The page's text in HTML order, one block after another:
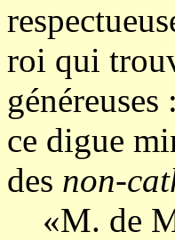
roi qui
ce digue
des non-
«M. de